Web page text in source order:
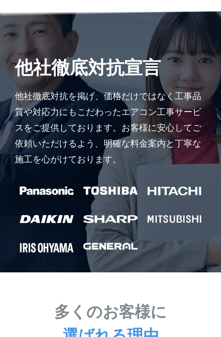
他社徹底対抗宣言
他社徹底対抗を掲げ、価格だけではなく工事品
質や対応力にもこだわったエアコン工事サービ
スをご提供しております。お客様に安心してご
依頼いただけるよう、明確な料金案内と丁寧な
施工を心がけております。
多くのお客様に